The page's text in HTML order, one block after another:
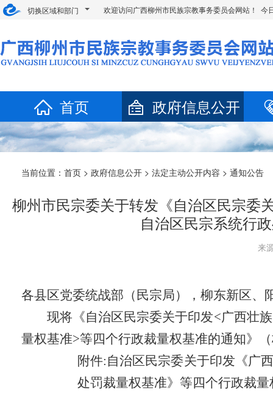
切换区域和部门 欢迎访问广西柳州市民族宗教事务委员会网站！ 今
首页 政府信息公开
当前位置： 首页 > 政府信息公开 > 法定主动公开内容 > 通知公告
柳州市民宗委关于转发《自治区民宗委
自治区民宗系统行
来
各县区党委统战部（民宗局），柳东新区、
现将《自治区民宗委关于印发<广西壮
量权基准>等四个行政裁量权基准的通知》
附件: 自治区民宗委关于印发 《广
处罚裁量权基准》等四个行政裁